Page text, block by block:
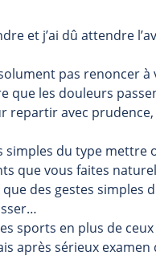
et j’ai dû attendre
pas renoncer
que les douleurs
repartir avec
du type mettre
que vous faites
des gestes simples
sports en plus de
après sérieux